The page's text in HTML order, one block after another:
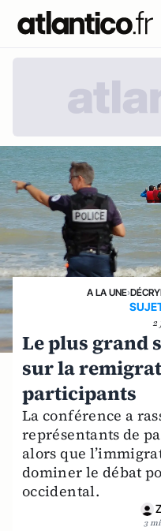
A LA UNE›
2
Le plus grand
sur la
participants
La conférence a
représentants de
alors que
dominer le débat
occidental.
3